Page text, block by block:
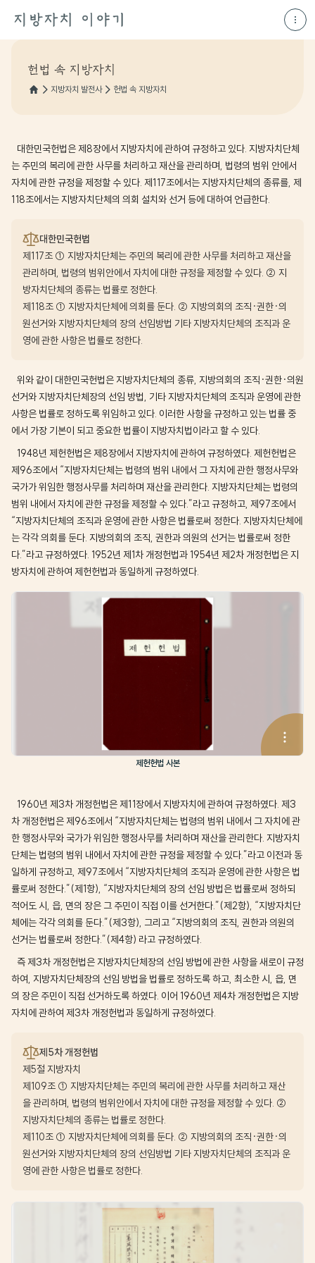
지방자치 발전사 헌법 속 지방자치
대한민국헌법은 제8장에서 지방자치에 관하여 규정하고 있다. 지방자치단체
는 주민의 복리에 관한 사무를 처리하고 재산을 관리하며, 법령의 범위 안에서
자치에 관한 규정을 제정할 수 있다. 제117조에서는 지방자치단체의 종류를, 제
118조에서는 지방자치단체의 의회 설치와 선거 등에 대하여 언급한다.
대한민국헌법
제117조 ① 지방자치단체는 주민의 복리에 관한 사무를 처리하고 재산을
관리하며, 법령의 범위안에서 자치에 대한 규정을 제정할 수 있다. ② 지
방자치단체의 종류는 법률로 정한다.
제118조 ① 지방자치단체에 의회를 둔다. ② 지방의회의 조직·권한·의
원선거와 지방자치단체의 장의 선임방법 기타 지방자치단체의 조직과 운
영에 관한 사항은 법률로 정한다.
위와 같이 대한민국헌법은 지방자치단체의 종류, 지방의회의 조직·권한·의원
선거와 지방자치단체장의 선임 방법, 기타 지방자치단체의 조직과 운영에 관한
사항은 법률로 정하도록 위임하고 있다. 이러한 사항을 규정하고 있는 법률 중
에서 가장 기본이 되고 중요한 법률이 지방자치법이라고 할 수 있다.
1948년 제헌헌법은 제8장에서 지방자치에 관하여 규정하였다. 제헌헌법은
제96조에서 “지방자치단체는 법령의 범위 내에서 그 자치에 관한 행정사무와
국가가 위임한 행정사무를 처리하며 재산을 관리한다. 지방자치단체는 법령의
범위 내에서 자치에 관한 규정을 제정할 수 있다.”라고 규정하고, 제97조에서
“지방자치단체의 조직과 운영에 관한 사항은 법률로써 정한다. 지방자치단체에
는 각각 의회를 둔다. 지방의회의 조직, 권한과 의원의 선거는 법률로써 정한
다.”라고 규정하였다. 1952년 제1차 개정헌법과 1954년 제2차 개정헌법은 지
방자치에 관하여 제헌헌법과 동일하게 규정하였다.
제헌헌법 사본
1960년 제3차 개정헌법은 제11장에서 지방자치에 관하여 규정하였다. 제3
차 개정헌법은 제96조에서 “지방자치단체는 법령의 범위 내에서 그 자치에 관
한 행정사무와 국가가 위임한 행정사무를 처리하며 재산을 관리한다. 지방자치
단체는 법령의 범위 내에서 자치에 관한 규정을 제정할 수 있다.”라고 이전과 동
일하게 규정하고, 제97조에서 “지방자치단체의 조직과 운영에 관한 사항은 법
률로써 정한다.”(제1항), “지방자치단체의 장의 선임 방법은 법률로써 정하되
적어도 시, 읍, 면의 장은 그 주민이 직접 이를 선거한다.”(제2항), “지방자치단
체에는 각각 의회를 둔다.”(제3항), 그리고 “지방의회의 조직, 권한과 의원의
선거는 법률로써 정한다.”(제4항) 라고 규정하였다.
즉 제3차 개정헌법은 지방자치단체장의 선임 방법에 관한 사항을 새로이 규정
하여, 지방자치단체장의 선임 방법을 법률로 정하도록 하고, 최소한 시, 읍, 면
의 장은 주민이 직접 선거하도록 하였다. 이어 1960년 제4차 개정헌법은 지방
자치에 관하여 제3차 개정헌법과 동일하게 규정하였다.
제5차 개정헌법
제5절 지방자치
제109조 ① 지방자치단체는 주민의 복리에 관한 사무를 처리하고 재산
을 관리하며, 법령의 범위안에서 자치에 대한 규정을 제정할 수 있다. ②
지방자치단체의 종류는 법률로 정한다.
제110조 ① 지방자치단체에 의회를 둔다. ② 지방의회의 조직·권한·의
원선거와 지방자치단체의 장의 선임방법 기타 지방자치단체의 조직과 운
영에 관한 사항은 법률로 정한다.